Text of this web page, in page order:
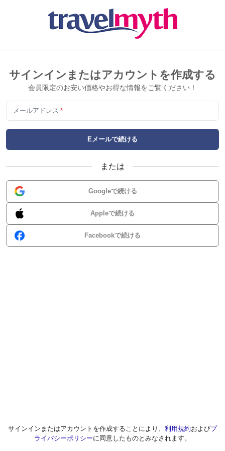
サインインまたはアカウントを作成する
会員限定のお安い価格やお得な情報をご覧ください！
メールアドレス *
Eメールで続ける
または
Googleで続ける
Appleで続ける
Facebookで続ける
サインインまたはアカウントを作成することにより、 利用規約およびプ
ライバシーポリシーに同意したものとみなされます。